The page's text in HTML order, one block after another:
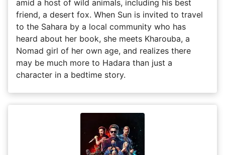
amid a host of wild animals, including his best
friend, a desert fox. When Sun is invited to travel
to the Sahara by a local community who has
heard about her book, she meets Kharouba, a
Nomad girl of her own age, and realizes there
may be much more to Hadara than just a
character in a bedtime story.